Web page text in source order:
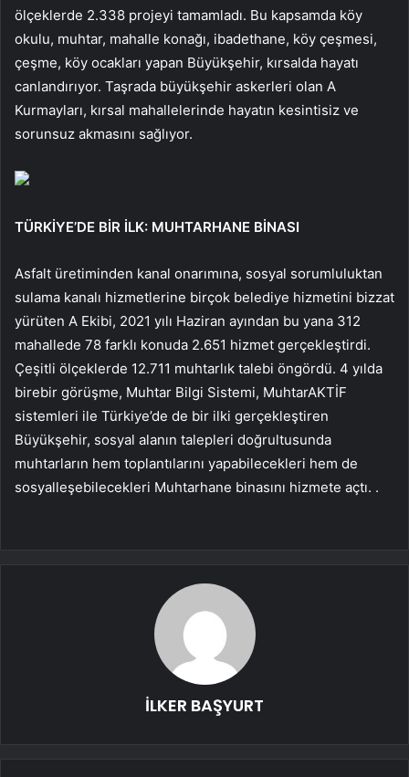
ölçeklerde 2.338 projeyi tamamladı. Bu kapsamda köy
okulu, muhtar, mahalle konağı, ibadethane, köy çeşmesi,
çeşme, köy ocakları yapan Büyükşehir, kırsalda hayatı
canlandırıyor. Taşrada büyükşehir askerleri olan A
Kurmayları, kırsal mahallelerinde hayatın kesintisiz ve
sorunsuz akmasını sağlıyor.
TÜRKİYE’DE BİR İLK: MUHTARHANE BİNASI
Asfalt üretiminden kanal onarımına, sosyal sorumluluktan
sulama kanalı hizmetlerine birçok belediye hizmetini bizzat
yürüten A Ekibi, 2021 yılı Haziran ayından bu yana 312
mahallede 78 farklı konuda 2.651 hizmet gerçekleştirdi.
Çeşitli ölçeklerde 12.711 muhtarlık talebi öngördü. 4 yılda
birebir görüşme, Muhtar Bilgi Sistemi, MuhtarAKTİF
sistemleri ile Türkiye’de de bir ilki gerçekleştiren
Büyükşehir, sosyal alanın talepleri doğrultusunda
muhtarların hem toplantılarını yapabilecekleri hem de
sosyalleşebilecekleri Muhtarhane binasını hizmete açtı. .
İLKER BAŞYURT